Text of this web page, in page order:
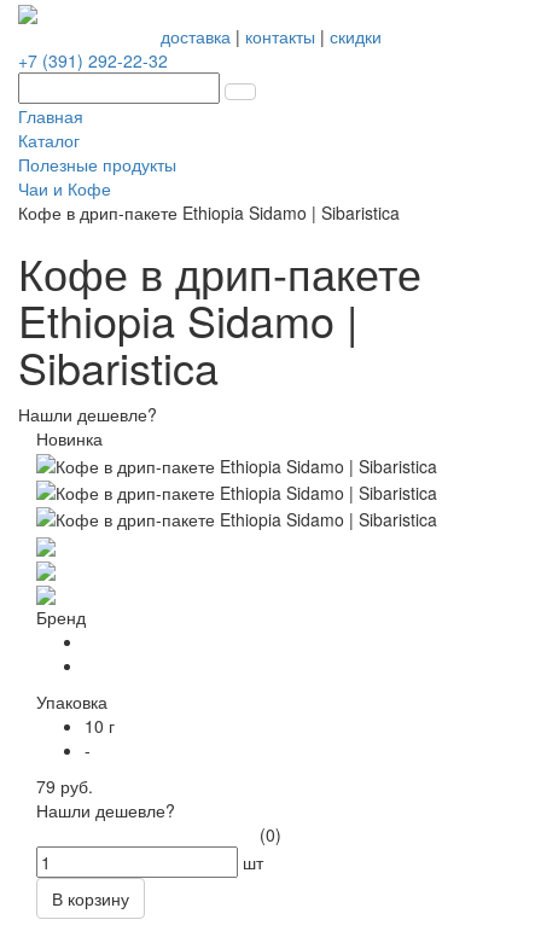
доставка| контакты | скидки
+7 (391) 292-22-32
Главная
Каталог
Полезные продукты
Чаи и Кофе
Кофе в дрип-пакете Ethiopia Sidamo | Sibaristica
Кофе в дрип-пакете
Ethiopia Sidamo |
Sibaristica
Нашли дешевле?
Новинка
Бренд
Упаковка
10 г
-
79 руб.
Нашли дешевле?
(0)
шт
В корзину